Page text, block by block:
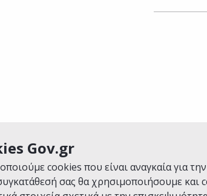
Gov.gr
cookies που είναι αναγκαία για
σας θα χρησιμοποιήσουμε και
χρήσιμη αυτή η σελίδα;